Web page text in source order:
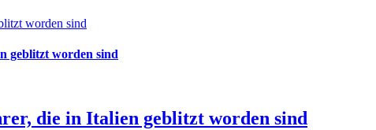
worden sind
geblitzt worden sind
die in Italien geblitzt worden sind